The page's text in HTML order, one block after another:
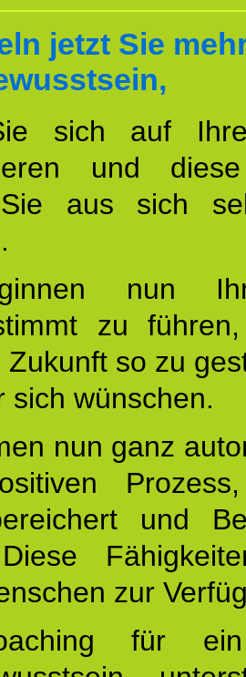
jetzt Sie
sich auf
und
aus sich
nun
zu
Zukunft so zu
sich wünschen.
nun ganz
und
zur
für